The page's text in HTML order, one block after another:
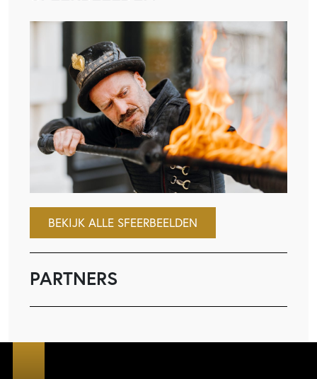
BEKIJK ALLE SFEERBEELDEN
PARTNERS